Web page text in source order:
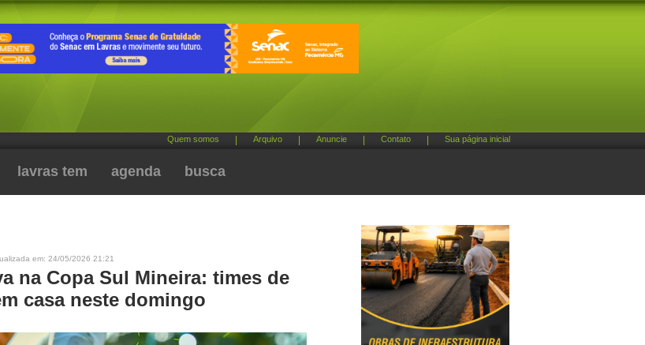
Quem somos Arquivo Anuncie Contato Sua página inicial
lavras tem agenda busca
em: 24/05/2026 21:21
na Copa Sul Mineira: times de
casa neste domingo